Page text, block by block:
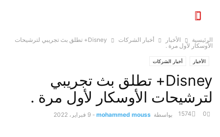
الرئيسية الأخبار أخبار الشركات
Disney+ تطلق بث تجريبي لترشيحات
الأوسكار لأول مرة .
الأخبار أخبار الشركات
Disney+ تطلق بث تجريبي
لترشيحات الأوسكار لأول مرة .
بواسطة mohammed mouss
- 9 فبراير، 2022 0
1574